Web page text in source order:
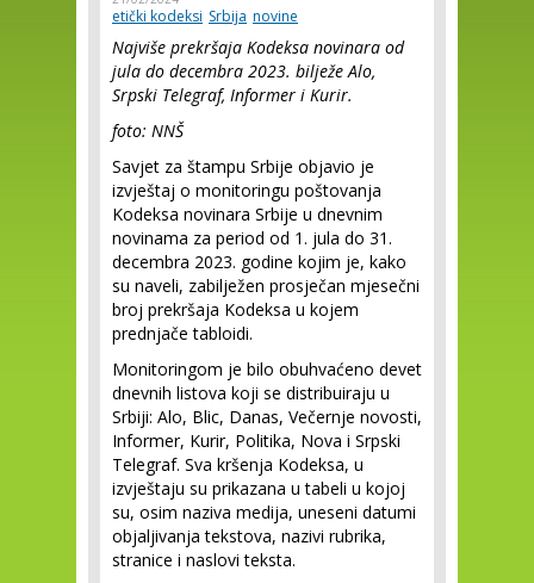
etički kodeksi Srbija novine
Najviše prekršaja Kodeksa novinara od
jula do decembra 2023. bilježe Alo,
Srpski Telegraf, Informer i Kurir.
foto: NNŠ
Savjet za štampu Srbije objavio je
izvještaj o monitoringu poštovanja
Kodeksa novinara Srbije u dnevnim
novinama za period od 1. jula do 31.
decembra 2023. godine kojim je, kako
su naveli, zabilježen prosječan mjesečni
broj prekršaja Kodeksa u kojem
prednjače tabloidi.
Monitoringom je bilo obuhvaćeno devet
dnevnih listova koji se distribuiraju u
Srbiji: Alo, Blic, Danas, Večernje novosti,
Informer, Kurir, Politika, Nova i Srpski
Telegraf. Sva kršenja Kodeksa, u
izvještaju su prikazana u tabeli u kojoj
su, osim naziva medija, uneseni datumi
objaljivanja tekstova, nazivi rubrika,
stranice i naslovi teksta.